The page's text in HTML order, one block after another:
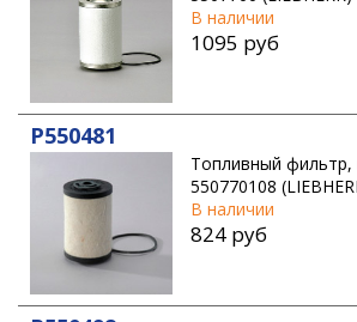
В наличии
1095 руб
P550481
Топливный
550770108
В наличии
824 руб